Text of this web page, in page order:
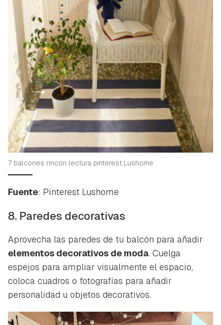
7 balcones rincon lectura pinterest Lushome
Fuente: Pinterest Lushome
8. Paredes decorativas
Aprovecha las paredes de tu balcón para añadir
elementos decorativos de moda. Cuelga
espejos para ampliar visualmente el espacio,
coloca cuadros o fotografías para añadir
personalidad u objetos decorativos.